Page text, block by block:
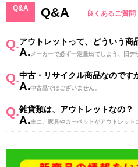
Q&A Q&A 良くあるご質問
Q.アウトレットって、どういう商
A. メーカーで必ず一定量出てしまう、旧デ
Q.中古・リサイクル商品なのです
A.中古品ではございません。
Q.雑貨類は、アウトレットなの？
A.主に、家具やカーペットがアウトレット